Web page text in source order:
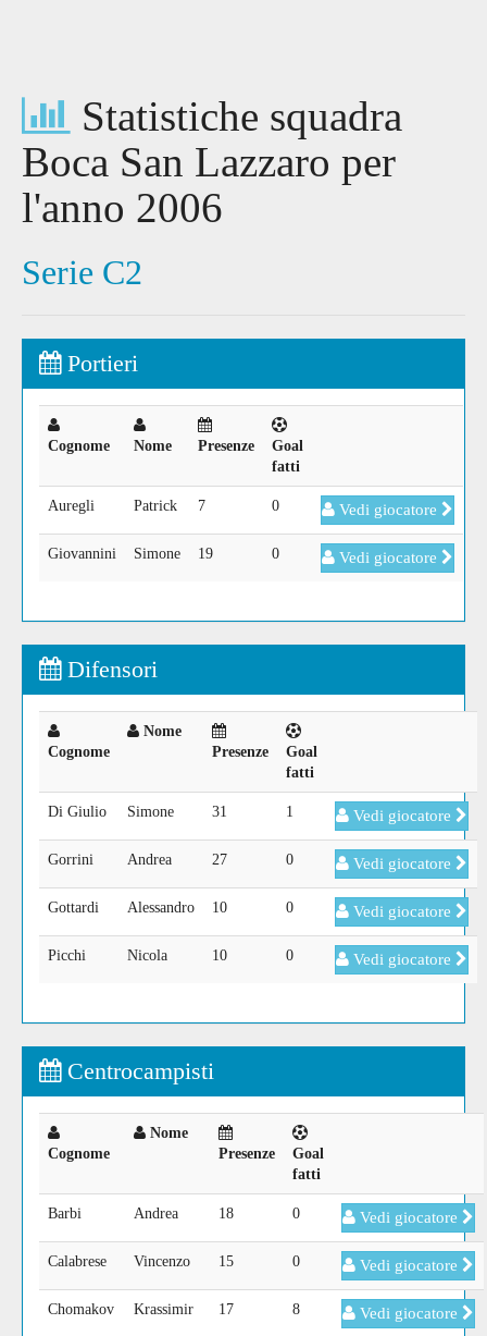
Statistiche squadra
Boca San Lazzaro per
l'anno 2006
Serie C2
Portieri
Cognome Nome Presenze
Goal
fatti
Auregli Patrick 7 0 Vedi giocatore
Giovannini Simone 19 0 Vedi giocatore
Difensori
Cognome
Nome
Presenze
Goal
fatti
Di Giulio Simone 31 1 Vedi giocatore
Gorrini Andrea 27 0 Vedi giocatore
Gottardi Alessandro 10 0 Vedi giocatore
Picchi Nicola 10 0 Vedi giocatore
Centrocampisti
Cognome
Nome
Presenze
Goal
fatti
Barbi Andrea 18 0 Vedi giocatore
Calabrese Vincenzo 15 0 Vedi giocatore
Chomakov Krassimir 17 8 Vedi giocatore